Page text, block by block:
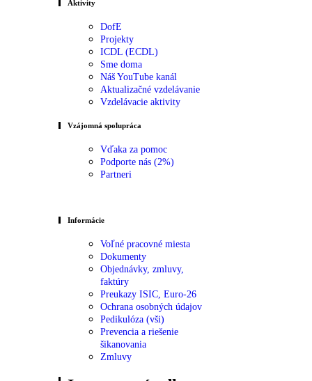
Aktivity
DofE
Projekty
ICDL (ECDL)
Sme doma
Náš YouTube kanál
Aktualizačné vzdelávanie
Vzdelávacie aktivity
Vzájomná spolupráca
Vďaka za pomoc
Podporte nás (2%)
Partneri
Informácie
Voľné pracovné miesta
Dokumenty
Objednávky, zmluvy,
faktúry
Preukazy ISIC, Euro-26
Ochrana osobných údajov
Pedikulóza (vši)
Prevencia a riešenie
šikanovania
Zmluvy